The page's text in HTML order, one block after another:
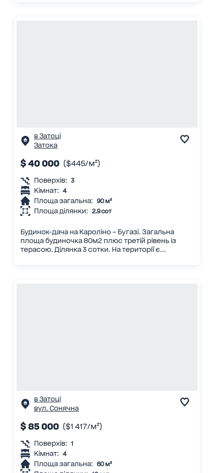
в Затоці
Затока
$ 40 000 ($445/м²)
Поверхів: 3
Кімнат: 4
Площа загальна: 90 м²
Площа ділянки: 2.9 сот
Будинок-дача на Кароліно – Бугазі. Загальна
площа будиночка 80м2 плюс третій рівень із
терасою. Ділянка 3 сотки. На території є...
в Затоці
вул. Сонячна
$ 85 000 ($1 417/м²)
Поверхів: 1
Кімнат: 4
Площа загальна: 60 м²